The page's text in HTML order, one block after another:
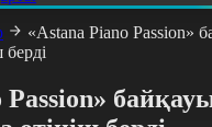
«Astana Piano Passion»
берді
Passion»